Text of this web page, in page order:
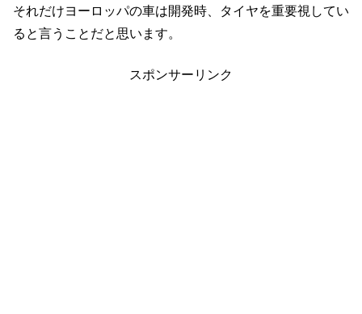
それだけヨーロッパの車は開発時、タイヤを重要視してい
ると言うことだと思います。
スポンサーリンク